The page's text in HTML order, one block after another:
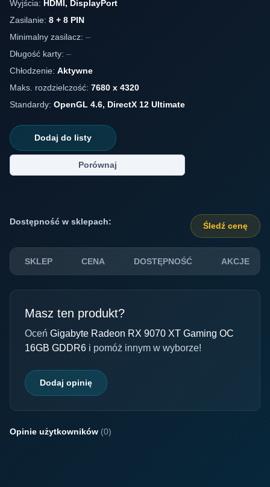
Wyjścia: HDMI, DisplayPort
Zasilanie: 8 + 8 PIN
Minimalny zasilacz: –
Długość karty: –
Chłodzenie: Aktywne
Maks. rozdzielczość: 7680 x 4320
Standardy: OpenGL 4.6, DirectX 12 Ultimate
Dodaj do listy
Porównaj
Dostępność w sklepach: Śledź cenę
SKLEP CENA DOSTĘPNOŚĆ AKCJE
Masz ten produkt?
Oceń Gigabyte Radeon RX 9070 XT Gaming OC
16GB GDDR6 i pomóż innym w wyborze!
Dodaj opinię
Opinie użytkowników (0)